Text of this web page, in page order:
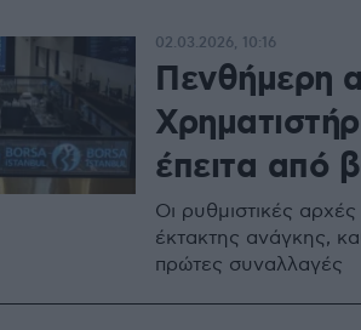
Πενθήμερη
έπειτα από
Οι ρυθμιστικές
έκτακτης ανάγκης,
πρώτες συναλλαγές
02.03.2026, 10:16